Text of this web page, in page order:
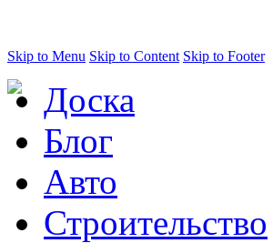
Skip to Menu Skip to Content Skip to Footer
Доска
Блог
Авто
Строительство